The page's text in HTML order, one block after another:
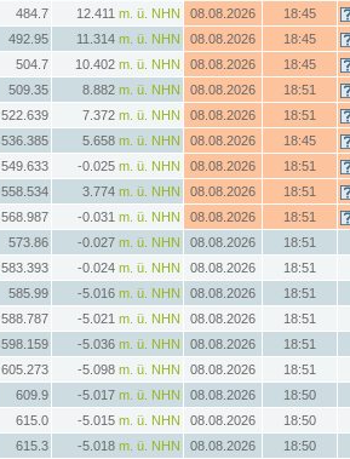
484.7 12.411 m. ü. NHN 08.08.2026 18:45
492.95 11.314 m. ü. NHN 08.08.2026 18:45
504.7 10.402 m. ü. NHN 08.08.2026 18:45
509.35 8.882 m. ü. NHN 08.08.2026 18:51
522.639 7.372 m. ü. NHN 08.08.2026 18:51
536.385 5.658 m. ü. NHN 08.08.2026 18:45
549.633 -0.025 m. ü. NHN 08.08.2026 18:51
558.534 3.774 m. ü. NHN 08.08.2026 18:51
568.987 -0.031 m. ü. NHN 08.08.2026 18:51
573.86 -0.027 m. ü. NHN 08.08.2026 18:51
583.393 -0.024 m. ü. NHN 08.08.2026 18:51
585.99 -5.016 m. ü. NHN 08.08.2026 18:51
588.787 -5.021 m. ü. NHN 08.08.2026 18:51
598.159 -5.036 m. ü. NHN 08.08.2026 18:51
605.273 -5.098 m. ü. NHN 08.08.2026 18:51
609.9 -5.017 m. ü. NHN 08.08.2026 18:50
615.0 -5.015 m. ü. NHN 08.08.2026 18:50
615.3 -5.018 m. ü. NHN 08.08.2026 18:50